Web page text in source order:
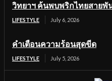
วิทยาฯ ค้นพบพริกไทยสายพั
LIFESTYLE July 6, 2026
คำเตือนความร้อนสุดขีด
LIFESTYLE July 5, 2026